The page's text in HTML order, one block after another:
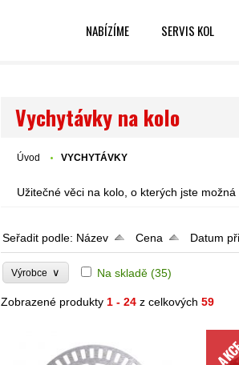
NABÍZÍME SERVIS KOL
Vychytávky na kolo
Úvod VYCHYTÁVKY
Užitečné věci na kolo, o kterých jste
Seřadit podle: Název Cena Datum
Výrobce ∨ Na skladě (35)
Zobrazené produkty 1 - 24 z celkových59